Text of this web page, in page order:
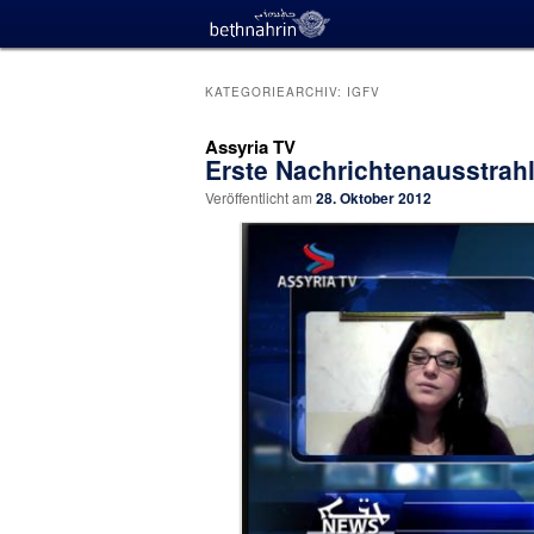
KATEGORIEARCHIV: IGFV
Assyria TV
Erste
Veröffentlicht am 28. Oktober 2012